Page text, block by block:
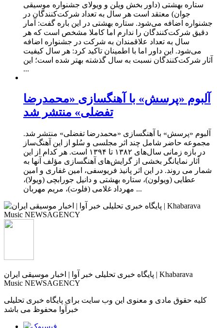
ستاره بهشتی (داور بخش ویلن و ویولای جشنواره موسیقی
جوان) معتقد است هر سال به تعداد شرکت‌کنندگان در
جشنواره اضافه می‌شود. ستاره بهشتی در این باره گفت: آمار
دقیق شرکت‌کنندگان را ندارم اما کاملا مشخص است که هر
سال به تعداد علاقمندان به شرکت در جشنواره اضافه
می‌شود. این داور اما با اطمینان تاکید کرد: هر سال کیفیت
آثار شرکت‌کنندگان نسبت به سال گذشته بهتر شده است؛ این
...
آلبوم «پرسش» با آهنگسازی «محمدرضا
تفضلی» منتشر شد
آلبوم «پرسش» با آهنگسازی «محمدرضا تفضلی» منتشر شد.
مجموعه‌ حاضر شامل چند اثر مجلسی و سُلو از این آهنگ‌ساز
در بازه‌ زمانی سال‌های ۱۳۸۲ تا ۱۳۹۴ است. هر کدام از این
آثار نمایانگر بخشی از گرایش‌های آهنگسازی مؤلف آنها به
شمار می روند. در این اثر پانیذ فریوسفی، امین غفاری و امین
عطایی (ویولون)، ستاره بهشتی و دانیل جورابچی (ویولا)،
مهرداد غلامی (فلوت)، مریم مهربان ...
پایگاه خبری تحلیلی خبر آوا | اخبار موسیقی ایران | Khabarava
Music NEWSAGENCY
کلیه حقوق مادی و معنوی این وب سایت برای پایگاه خبری تحلیلی
خبرآوا محفوظ می باشد